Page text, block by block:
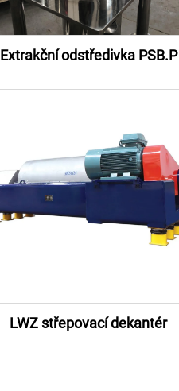
Extrakční odstředivka PSB.P
LWZ střepovací dekantér